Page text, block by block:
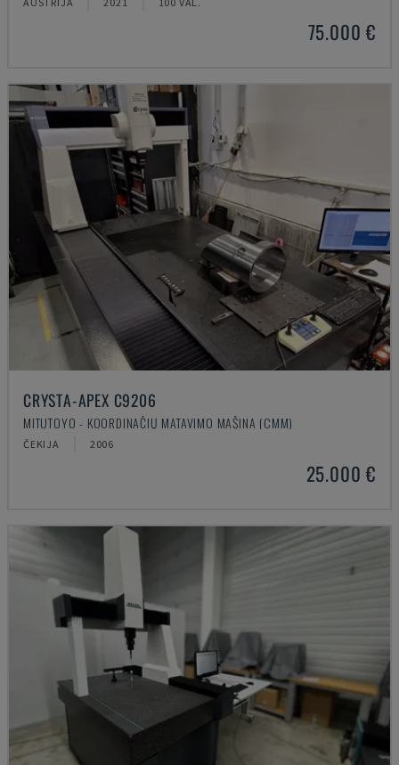
75.000 €
CRYSTA-APEX C9206
MITUTOYO - KOORDINAČIŲ MATAVIMO MAŠINA (CMM)
ČEKIJA 2006
25.000 €